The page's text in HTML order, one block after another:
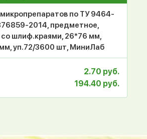
по ТУ 9464-
2014, предметное,
шлиф.краями, 26*76 мм,
уп.72/3600 шт, МиниЛаб
2.70 руб.
194.40 руб.